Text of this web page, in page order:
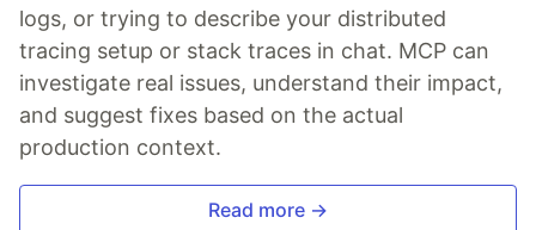
logs, or trying to describe your distributed
tracing setup or stack traces in chat. MCP can
investigate real issues, understand their impact,
and suggest fixes based on the actual
production context.
Read more →